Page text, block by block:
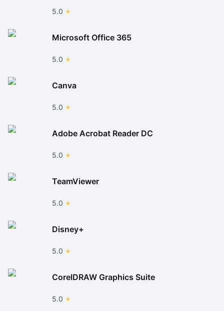
5.0
Microsoft Office 365
5.0
Canva
5.0
Adobe Acrobat Reader DC
5.0
TeamViewer
5.0
Disney+
5.0
CorelDRAW Graphics Suite
5.0